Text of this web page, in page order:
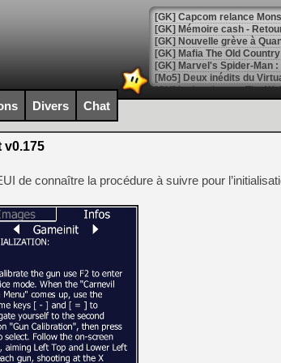
[Mo5] Deux inédits du
[GK] Le beat'em up The
[GK] Endless Legend 2 :
[LS] [PS5] Le WebKit
[GK] Oubliez Crazy Taxi,
[LS] [Switch] NSZ 5.0.0
[GK] No More Room in
[GK] Un chatbot Atelier
[GK] Mémoire cash -
[GK] Nvidia : le prix des
[GK] Suikoden Star Leap
[Mo5] La mini borne
[GK] Atari renoue avec
Divers Chat
v0.175
de connaître la procédure à suivre pour